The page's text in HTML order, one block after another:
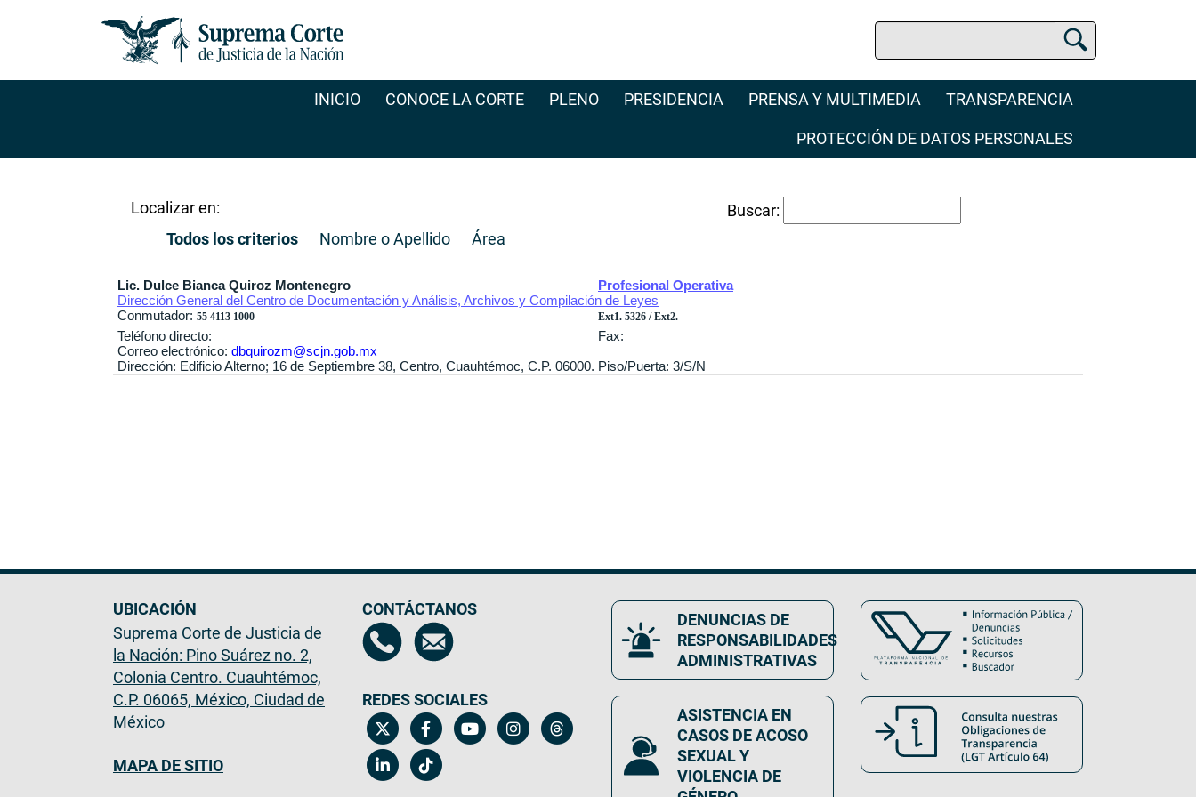
Buscar
INICIO CONOCE LA CORTE PLENO PRESIDENCIA PRENSA Y MULTIMEDIA TRANSPARENCIA
PROTECCIÓN DE DATOS PERSONALES
Localizar en:
Todos los criterios
Nombre o Apellido Área
Buscar:
Lic. Dulce Bianca Quiroz Montenegro
Profesional Operativa
Dirección General del Centro de Documentación y Análisis, Archivos y Compilación de Leyes
Conmutador: 55 4113 1000 Ext1. 5326 / Ext2.
Teléfono directo:
Fax:
Correo electrónico: dbquirozm@scjn.gob.mx
Dirección: Edificio Alterno; 16 de Septiembre 38, Centro, Cuauhtémoc, C.P. 06000. Piso/Puerta: 3/S/N
UBICACIÓN
Suprema Corte de Justicia de
la Nación: Pino Suárez no. 2,
Colonia Centro. Cuauhtémoc,
C.P. 06065, México, Ciudad de
México
MAPA DE SITIO
CONTÁCTANOS
REDES SOCIALES
DENUNCIAS DE
RESPONSABILIDADES
ADMINISTRATIVAS
ASISTENCIA EN
CASOS DE ACOSO
SEXUAL Y
VIOLENCIA DE